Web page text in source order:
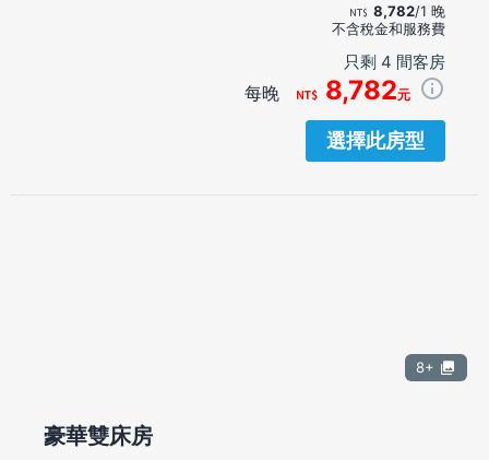
8,782/1 晚
不含稅金和服務費
只剩 4 間客房
每晚 8,782元
選擇此房型
8+
豪華雙床房